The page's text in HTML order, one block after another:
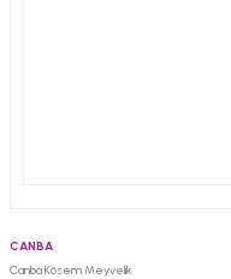
CANBA
Canba Kösem Meyvelik